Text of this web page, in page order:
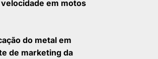
em motos
do metal em
de marketing da